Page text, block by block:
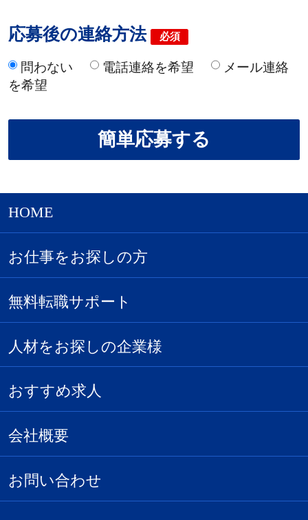
応募後の連絡方法 必須
問わない 電話連絡を希望
メール連絡
を希望
HOME
お仕事をお探しの方
無料転職サポート
人材をお探しの企業様
おすすめ求人
会社概要
お問い合わせ